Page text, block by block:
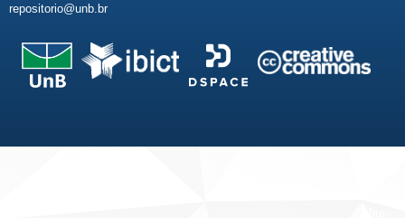
repositorio@unb.br